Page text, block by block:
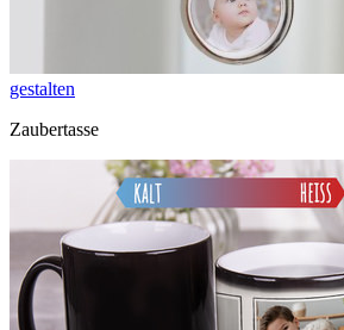
gestalten
Zaubertasse